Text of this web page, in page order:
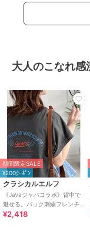
大人のこなれ感
期間限定SALE
¥200ｸｰﾎﾟﾝ
クラシカルエルフ
《JaVaジャバコラボ》背中で
魅せる。バック刺繍フレンチ
スリーブTシャツ（半袖）
¥2,418